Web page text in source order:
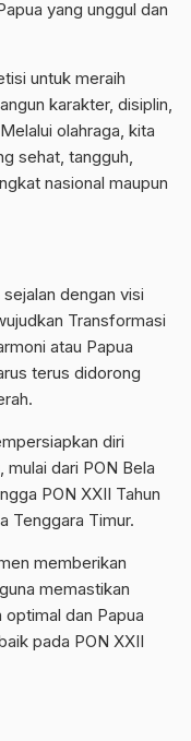
yang unggul dan
untuk meraih
karakter, disiplin,
olahraga, kita
sehat, tangguh,
nasional maupun
dengan visi
Transformasi
atau Papua
terus didorong
diri
dari PON Bela
PON XXII Tahun
Tenggara Timur.
memberikan
memastikan
dan Papua
pada PON XXII